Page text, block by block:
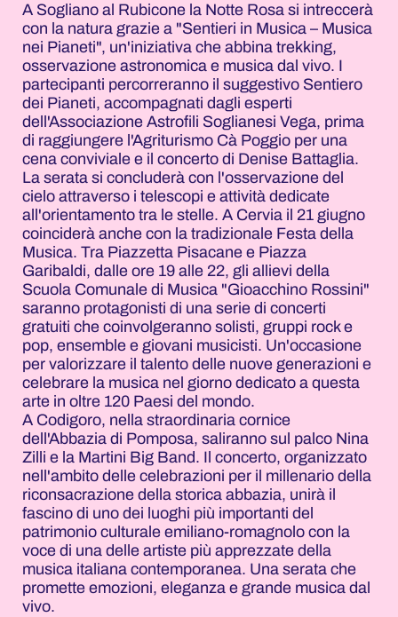
A Sogliano al Rubicone la Notte Rosa si intreccerà
con la natura grazie a "Sentieri in Musica – Musica
nei Pianeti", un'iniziativa che abbina trekking,
osservazione astronomica e musica dal vivo. I
partecipanti percorreranno il suggestivo Sentiero
dei Pianeti, accompagnati dagli esperti
dell'Associazione Astrofili Soglianesi Vega, prima
di raggiungere l'Agriturismo Cà Poggio per una
cena conviviale e il concerto di Denise Battaglia.
La serata si concluderà con l'osservazione del
cielo attraverso i telescopi e attività dedicate
all'orientamento tra le stelle. A Cervia il 21 giugno
coinciderà anche con la tradizionale Festa della
Musica. Tra Piazzetta Pisacane e Piazza
Garibaldi, dalle ore 19 alle 22, gli allievi della
Scuola Comunale di Musica "Gioacchino Rossini"
saranno protagonisti di una serie di concerti
gratuiti che coinvolgeranno solisti, gruppi rock e
pop, ensemble e giovani musicisti. Un'occasione
per valorizzare il talento delle nuove generazioni e
celebrare la musica nel giorno dedicato a questa
arte in oltre 120 Paesi del mondo.
A Codigoro, nella straordinaria cornice
dell'Abbazia di Pomposa, saliranno sul palco Nina
Zilli e la Martini Big Band. Il concerto, organizzato
nell'ambito delle celebrazioni per il millenario della
riconsacrazione della storica abbazia, unirà il
fascino di uno dei luoghi più importanti del
patrimonio culturale emiliano-romagnolo con la
voce di una delle artiste più apprezzate della
musica italiana contemporanea. Una serata che
promette emozioni, eleganza e grande musica dal
vivo.